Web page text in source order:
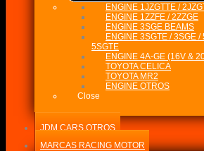
ENGINE 1JZGTTE /
ENGINE 1ZZFE / 2ZZGE
ENGINE 3SGE BEAMS
ENGINE 3SGTE / 3SGE /
5SGTE
ENGINE 4A-GE (16V &
TOYOTA CELICA
TOYOTA MR2
ENGINE OTROS
Close
JDM CARS OTROS
MARCAS RACING MOTOR